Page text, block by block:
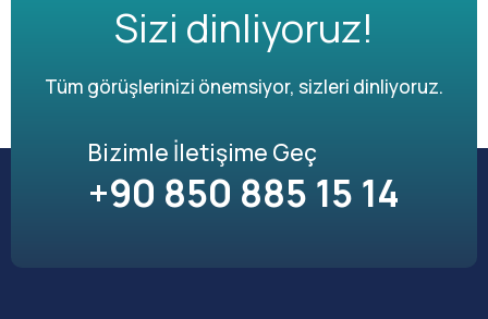
Sizi dinliyoruz!
Tüm görüşlerinizi önemsiyor, sizleri dinliyoruz.
Bizimle İletişime Geç
+90 850 885 15 14